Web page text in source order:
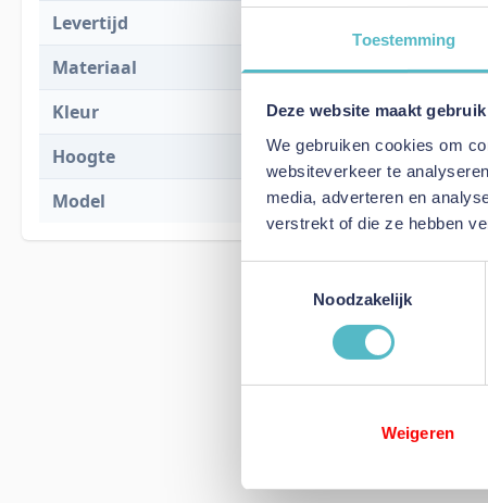
Toestemming
Deze website maakt
We gebruiken cookies om
websiteverkeer te
media, adverteren en
verstrekt of die ze hebben
Noodzakelijk
Weigeren
Levertijd
Materiaal
100% katoen
Kleur
Antraciet
Hoogte
14 cm
Model
Percaline